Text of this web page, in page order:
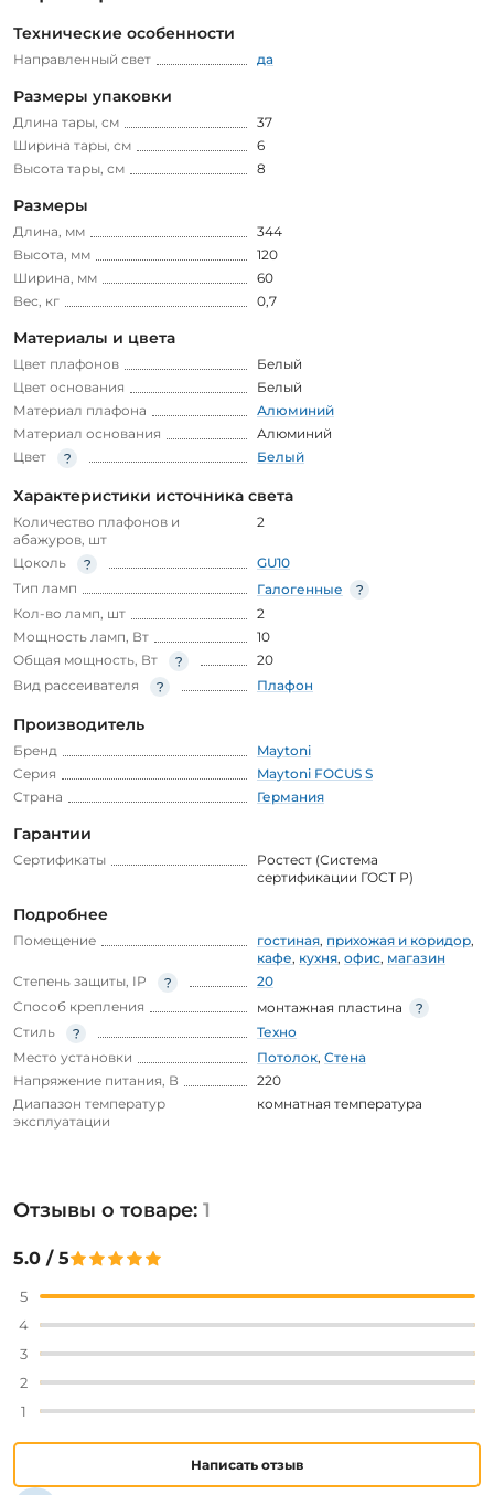
Технические особенности
Направленный свет да
Размеры упаковки
Длина тары, см
37
Ширина тары, см
6
Высота тары, см
8
Размеры
Длина, мм
344
Высота, мм
120
Ширина, мм
60
Вес, кг
0,7
Материалы и цвета
Цвет плафонов
Белый
Цвет основания
Белый
Материал плафона
Алюминий
Материал основания
Алюминий
Цвет
Белый
Характеристики источника света
Количество плафонов и
абажуров, шт
2
Цоколь
GU10
Тип ламп
Галогенные
Кол-во ламп, шт
2
Мощность ламп, Вт
10
Общая мощность, Вт
20
Вид рассеивателя
Плафон
Производитель
Бренд
Maytoni
Серия
Maytoni FOCUS S
Страна
Германия
Гарантии
Сертификаты
Ростест (Система
сертификации ГОСТ Р)
Подробнее
Помещение гостиная, прихожая и коридор,
кафе, кухня, офис, магазин
Степень защиты, IP
20
Способ крепления
монтажная пластина
Стиль
Техно
Место установки
Потолок, Стена
Напряжение питания, В
220
Диапазон температур
эксплуатации
комнатная температура
Отзывы о товаре: 1
5.0 / 5
5
4
3
2
1
Написать отзыв